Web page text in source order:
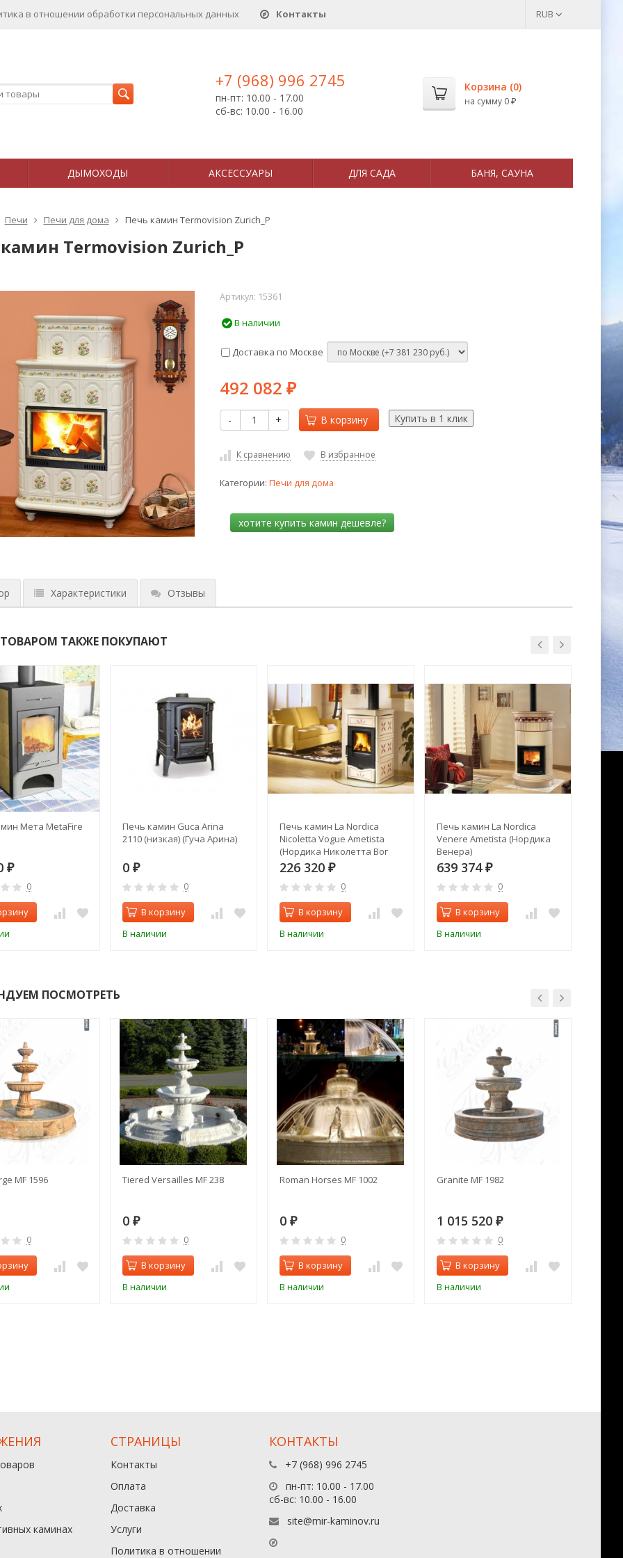
в отношении обработки персональных данныx Контакты RUB
+7 (968) 996 2745
пн-пт: 10.00 - 17.00
сб-вс: 10.00 - 16.00
Корзина (0)
на сумму 0 ₽
ДЫМОХОДЫ АКСЕССУАРЫ ДЛЯ САДА БАНЯ, САУНА
Печи Печи для дома Печь камин Termovision Zurich_P
Termovision Zurich_P
Артикул: 15361
В наличии
Доставка по Москве
492 082 ₽
- + В корзину
К сравнению В избранное
Категории: Печи для дома
Характеристики Отзывы
ТАКЖЕ ПОКУПАЮТ
Мета MetaFire
₽
0
Печь камин Guca Arina
2110 (низкая) (Гуча Арина)
0 ₽
0
В корзину
В наличии
Печь камин La Nordica
Nicoletta Vogue Ametista
(Нордика Николетта Вог
Аметист)
226 320 ₽
0
В корзину
В наличии
Печь камин La Nordica
Venere Ametista (Нордика
Венера)
639 374 ₽
0
В корзину
В наличии
ПОСМОТРЕТЬ
MF 1596
0
Tiered Versailles MF 238
0 ₽
0
В корзину
В наличии
Roman Horses MF 1002
0 ₽
0
В корзину
В наличии
Granite MF 1982
1 015 520 ₽
0
В корзину
В наличии
каминах
СТРАНИЦЫ
Контакты
Оплата
Доставка
Услуги
Политика в отношении
КОНТАКТЫ
+7 (968) 996 2745
пн-пт: 10.00 - 17.00
сб-вс: 10.00 - 16.00
site@mir-kaminov.ru